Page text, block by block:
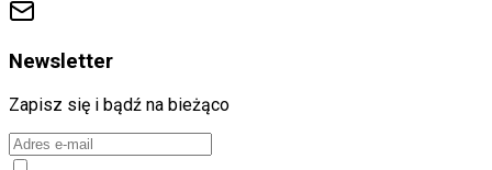
Newsletter
Zapisz się i bądź na bieżąco